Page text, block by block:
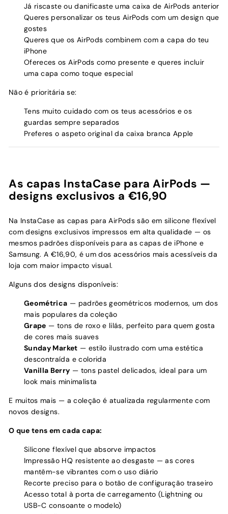
Já riscaste ou danificaste uma caixa de AirPods anterior
Queres personalizar os teus AirPods com um design que
gostes
Queres que os AirPods combinem com a capa do teu
iPhone
Ofereces os AirPods como presente e queres incluir
uma capa como toque especial
Não é prioritária se:
Tens muito cuidado com os teus acessórios e os
guardas sempre separados
Preferes o aspeto original da caixa branca Apple
As capas InstaCase para AirPods —
designs exclusivos a €16,90
Na InstaCase as capas para AirPods são em silicone flexível
com designs exclusivos impressos em alta qualidade — os
mesmos padrões disponíveis para as capas de iPhone e
Samsung. A €16,90, é um dos acessórios mais acessíveis da
loja com maior impacto visual.
Alguns dos designs disponíveis:
Geométrica — padrões geométricos modernos, um dos
mais populares da coleção
Grape — tons de roxo e lilás, perfeito para quem gosta
de cores mais suaves
Sunday Market — estilo ilustrado com uma estética
descontraída e colorida
Vanilla Berry — tons pastel delicados, ideal para um
look mais minimalista
E muitos mais — a coleção é atualizada regularmente com
novos designs.
O que tens em cada capa:
Silicone flexível que absorve impactos
Impressão HQ resistente ao desgaste — as cores
mantêm-se vibrantes com o uso diário
Recorte preciso para o botão de configuração traseiro
Acesso total à porta de carregamento (Lightning ou
USB-C consoante o modelo)